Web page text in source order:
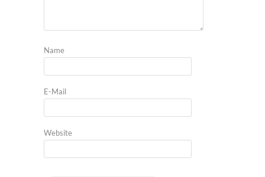
Name
E-Mail
Website